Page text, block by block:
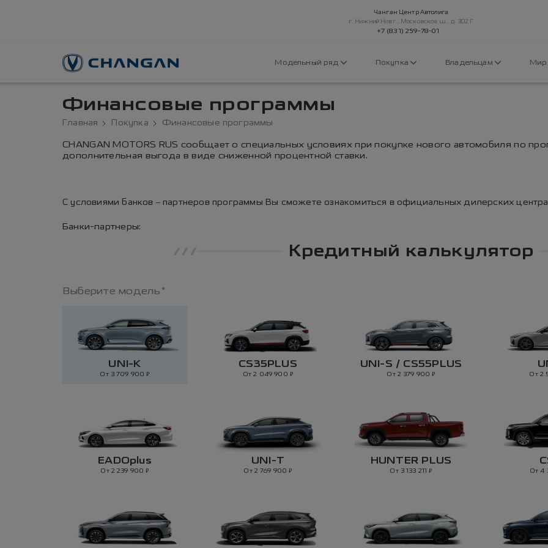
Чанган Центр Автолига
г. Нижний Новг., Московское ш., д. 302 Г
+7 (831) 259-78-01
Модельный ряд Покупка Владельцам Мир
Финансовые программы
Главная Покупка Финансовые программы
CHANGAN MOTORS RUS сообщает о специальных условиях при покупке нового автомобиля по
дополнительная выгода в виде сниженной процентной ставки.
С условиями банков – партнеров программы Вы сможете ознакомиться в официальных дилерских
Банки-партнеры:
Кредитный калькулятор
Выберите модель*
UNI-K
От 3 709 900₽
CS35PLUS
От 2 049 900 ₽
UNI-S / CS55PLUS
От 2 379 900₽ От 2
EADOplus
От 2 239 900₽
UNI-T
От 2 769 900₽
HUNTER PLUS
От 3 133 211₽ От 4